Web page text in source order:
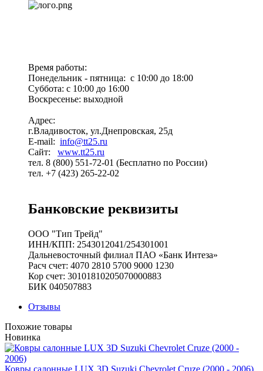
Время работы:
Понедельник - пятница: с 10:00 до 18:00
Суббота: с 10:00 до 16:00
Воскресенье: выходной
Адрес:
г.Владивосток, ул.Днепровская, 25д
E-mail: info@tt25.ru
Сайт: www.tt25.ru
тел. 8 (800) 551-72-01 (Бесплатно по России)
тел. +7 (423) 265-22-02
Банковские реквизиты
ООО "Тип Трейд"
ИНН/КПП: 2543012041/254301001
Дальневосточный филиал ПАО «Банк Интеза»
Расч счет: 4070 2810 5700 9000 1230
Кор счет: 30101810205070000883
БИК 040507883
Отзывы
Похожие товары
Новинка
Ковры салонные LUX 3D Suzuki Chevrolet Cruze (2000 - 2006)